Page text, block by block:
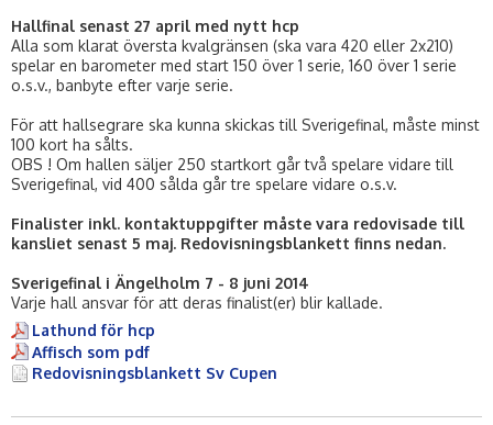
Hallfinal senast 27 april med nytt hcp
Alla som klarat översta kvalgränsen (ska vara 420 eller 2x210)
spelar en barometer med start 150 över 1 serie, 160 över 1 serie
o.s.v., banbyte efter varje serie.
För att hallsegrare ska kunna skickas till Sverigefinal, måste minst
100 kort ha sålts.
OBS ! Om hallen säljer 250 startkort går två spelare vidare till
Sverigefinal, vid 400 sålda går tre spelare vidare o.s.v.
Finalister inkl. kontaktuppgifter måste vara redovisade till
kansliet senast 5 maj. Redovisningsblankett finns nedan.
Sverigefinal i Ängelholm 7 - 8 juni 2014
Varje hall ansvar för att deras finalist(er) blir kallade.
Lathund för hcp
Affisch som pdf
Redovisningsblankett Sv Cupen